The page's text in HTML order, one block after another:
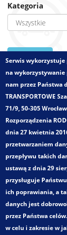
Kategoria
Wielkości -
„Koncepcja
Lubinie”
Kategoria:
Koncepcje
Zakres
Optymalizacja
Serwis wykorzystuje
na
nam przez Państwa
TRANSPORTOWE
71/9, 50-305
Rozporządzenia
dnia 27 kwietnia
przetwarzaniem
przepływu takich
ustawą z dnia 29
przysługuje
ich poprawiania, a
danych jest
przez Państwa
w celu i zakresie w